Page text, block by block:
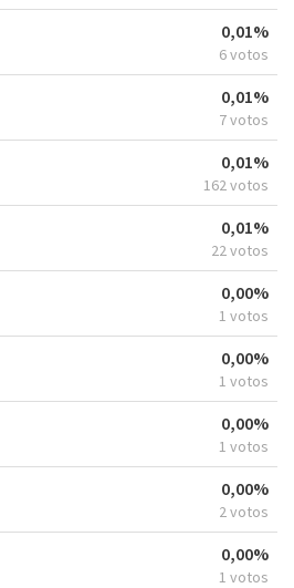
0,01%
6 votos
0,01%
7 votos
0,01%
162 votos
0,01%
22 votos
0,00%
1 votos
0,00%
1 votos
0,00%
1 votos
0,00%
2 votos
0,00%
1 votos